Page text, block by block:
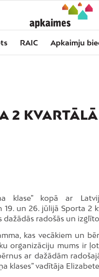
RAIC Apkaimju
2 KVARTĀLĀ
klase” kopā ar
un 26. jūlijā Sporta 2
radošās un
kas vecākiem un
organizāciju mums ir
ar dažādām
klases” vadītāja Elizabete